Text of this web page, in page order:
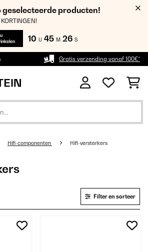
geselecteerde producten!
10 U 45 M 26 S
Gratis verzending vanaf 100€*
Hifi-componenten Hifi-versterkers
Filter en sorteer